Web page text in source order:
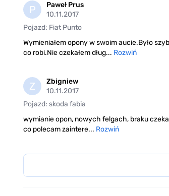
P
Paweł Prus
10.11.2017
Pojazd: Fiat Punto
Wymieniałem opony w swoim aucie.Było
co robi.Nie czekałem dług... Rozwiń
Z
Zbigniew
10.11.2017
Pojazd: skoda fabia
wymianie opon, nowych felgach, braku
co polecam zaintere... Rozwiń